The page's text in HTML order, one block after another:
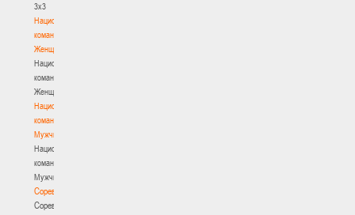
3х3
Национальная
команда.
Женщины
Национальная
команда.
Женщины
Национальная
команда.
Мужчины
Национальная
команда.
Мужчины
Соревнования
Соревнования